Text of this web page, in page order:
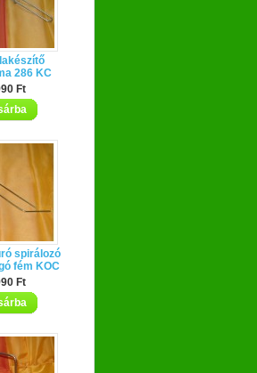
286 KC
Ft
spirálozó
fém KOC
Ft